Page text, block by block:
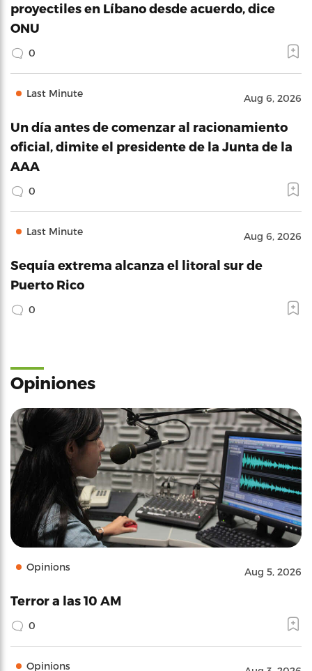
proyectiles en Líbano desde acuerdo, dice
ONU
0
Last Minute Aug 6, 2026
Un día antes de comenzar al racionamiento
oficial, dimite el presidente de la Junta de la
AAA
0
Last Minute Aug 6, 2026
Sequía extrema alcanza el litoral sur de
Puerto Rico
0
Opiniones
Opinions Aug 5, 2026
Terror a las 10 AM
0
Opinions